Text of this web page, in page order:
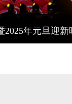
学典礼